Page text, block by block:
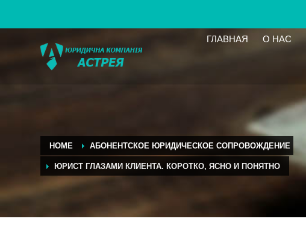
ГЛАВНАЯ О НАС
HOME АБОНЕНТСКОЕ ЮРИДИЧЕСКОЕ СОПРОВОЖДЕНИЕ
ЮРИСТ ГЛАЗАМИ КЛИЕНТА. КОРОТКО, ЯСНО И ПОНЯТНО